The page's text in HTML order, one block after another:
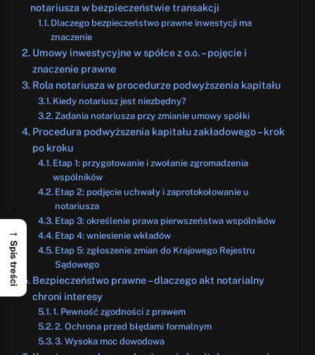
notariusza w bezpieczeństwie transakcji
Dlaczego bezpieczeństwo prawne inwestycji ma
znaczenie
Umowy inwestycyjne w spółce z o.o. – pojęcie i
znaczenie prawne
Rola notariusza w procedurze podwyższenia kapitału
Kiedy notariusz jest niezbędny?
Zadania notariusza przy zmianie umowy spółki
Procedura podwyższenia kapitału zakładowego – krok
po kroku
Etap 1: przygotowanie i zwołanie zgromadzenia
wspólników
Etap 2: podjęcie uchwały i zaprotokołowanie u
notariusza
Etap 3: określenie prawa pierwszeństwa wspólników
Etap 4: wniesienie wkładów
Etap 5: zgłoszenie zmian do Krajowego Rejestru
Sądowego
Bezpieczeństwo prawne – dlaczego akt notarialny
chroni interesy
1. Pewność zgodności z prawem
2. Ochrona przed błędami formalnym
3. Wysoka moc dowodowa
→
Spis treści